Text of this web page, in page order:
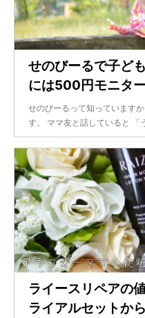
せのびーるで子ど
には500円モニタ
せのびーるって知っています
す。 ママ友と話していると 「
ライースリペアの
ライアルセットか